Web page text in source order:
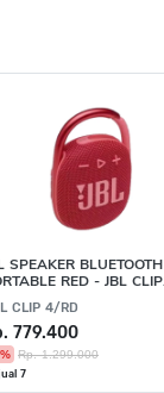
SPEAKER BLUETOOTH
RED - JBL CLIP
CLIP 4/RD
779.400
Rp. 1.299.000
7